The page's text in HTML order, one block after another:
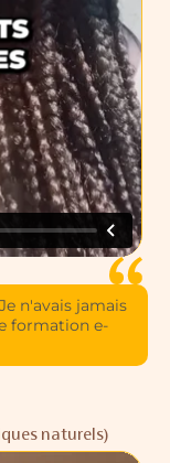
n'avais jamais
formation e-
naturels)